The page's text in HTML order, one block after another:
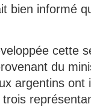
bien informé
cette
du
argentins ont